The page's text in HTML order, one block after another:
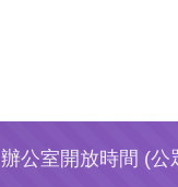
辦公室開放時間 (公